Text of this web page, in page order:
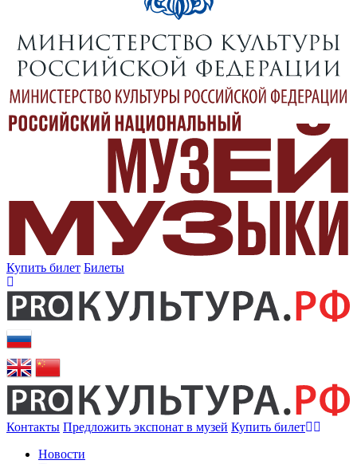
Купить билет Билеты
Контакты Предложить экспонат в музей Купить билет
Новости